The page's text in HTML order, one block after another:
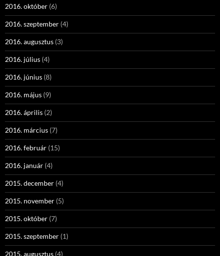
2016. október (6)
2016. szeptember (4)
2016. augusztus (3)
2016. július (4)
2016. június (8)
2016. május (9)
2016. április (2)
2016. március (7)
2016. február (15)
2016. január (4)
2015. december (4)
2015. november (5)
2015. október (7)
2015. szeptember (1)
2015. augusztus (4)